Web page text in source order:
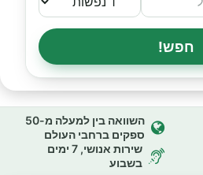
חפש!
השוואה בין למעלה מ-50
ספקים ברחבי העולם
שירות אנושי, 7 ימים
בשבוע